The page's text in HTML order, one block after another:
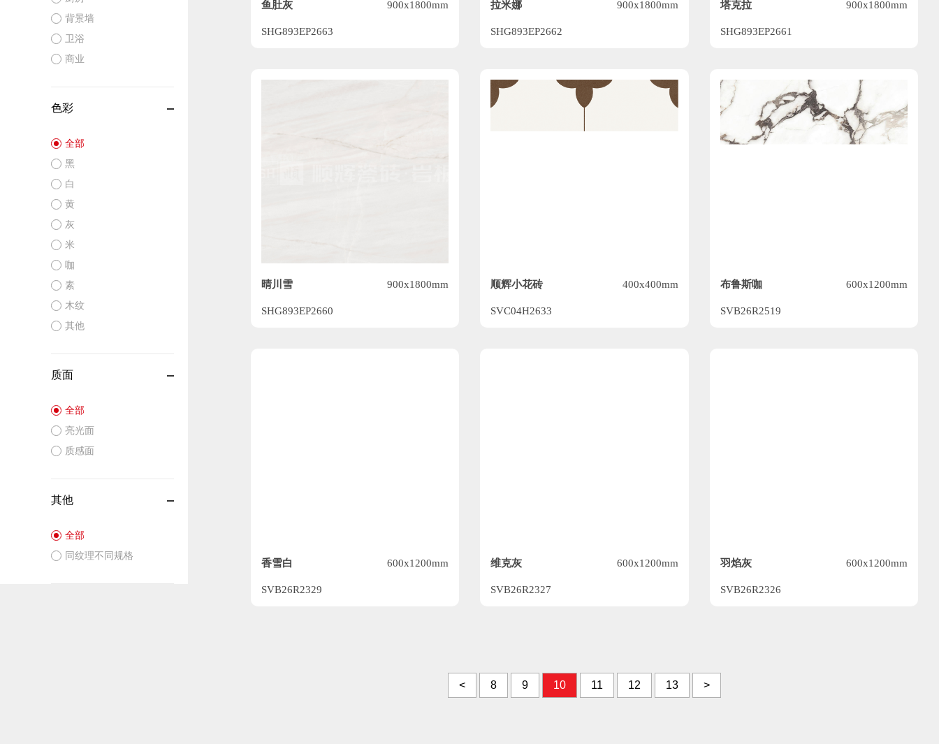
鱼肚灰 900x1800mm
SHG893EP2663
拉米娜 900x1800mm
SHG893EP2662
塔克拉 900x1800mm
SHG893EP2661
晴川雪 900x1800mm
SHG893EP2660
顺辉小花砖 400x400mm
SVC04H2633
布鲁斯咖 600x1200mm
SVB26R2519
香雪白 600x1200mm
SVB26R2329
维克灰 600x1200mm
SVB26R2327
羽焰灰 600x1200mm
SVB26R2326
< 8 9 10 11 12 13 >
背景墙
卫浴
商业
色彩
全部
黑
白
黄
灰
米
咖
素
木纹
其他
质面
全部
亮光面
质感面
其他
全部
同纹理不同规格